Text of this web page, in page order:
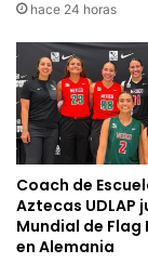
hace 24 horas
Coach de
Aztecas UDLAP
Mundial de
en Alemania